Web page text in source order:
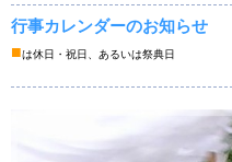
行事カレンダーのお知らせ
■は休日・祝日、あるいは祭典日